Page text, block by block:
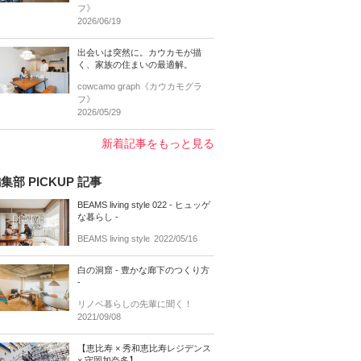
フ》
2026/06/19
出会いは突然に。カウカモが描
く、家族の住まいの最適解。
cowcamo graph《カウカモグラ
フ》
2026/05/29
新着記事をもっと見る
部 PICKUP 記事
BEAMS living style 022 - ヒュッゲ
な暮らし -
BEAMS living style 2022/05/16
白の洞窟 - 豊かな廊下のつくり方
-
リノベ暮らしの先輩に聞く！
2021/09/08
【恵比寿 × 秀和恵比寿レジデンス